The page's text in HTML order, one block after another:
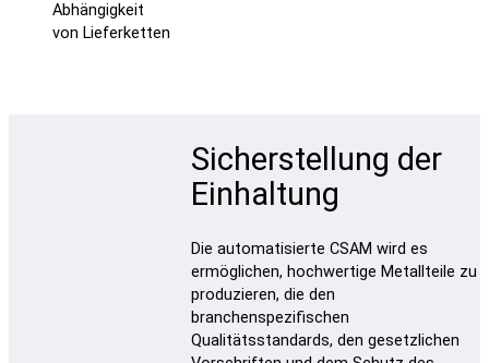
Abhängigkeit
von Lieferketten
Sicherstellung der
Einhaltung
Die automatisierte CSAM wird es
ermöglichen, hochwertige Metallteile zu
produzieren, die den
branchenspezifischen
Qualitätsstandards, den gesetzlichen